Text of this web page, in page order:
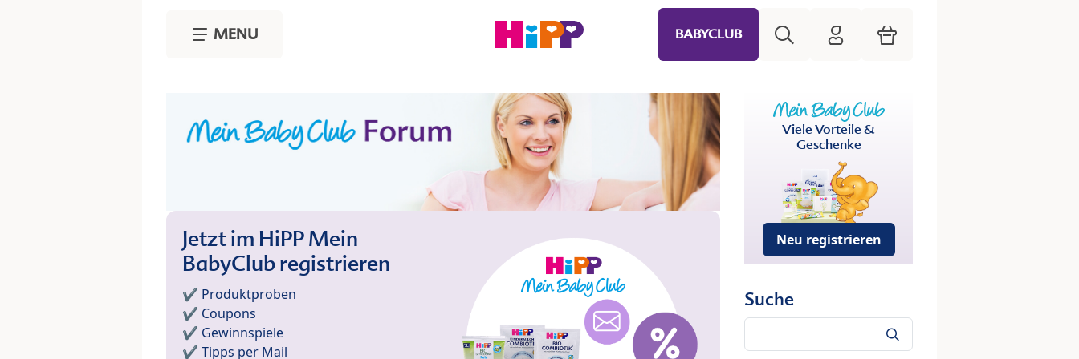
MENU BABYCLUB HiPP Mein Babyclub
Warenkorb
Jetzt im HiPP Mein
BabyClub registrieren
✔️ Produktproben
✔️ Coupons
✔️ Gewinnspiele
✔️ Tipps per Mail
Viele Vorteile &
Geschenke
Neu registrieren
Suche